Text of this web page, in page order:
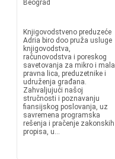
Beograd
Knjigovodstveno preduzeće
Adria biro doo pruža usluge
knjigovodstva,
računovodstva i poreskog
savetovanja za mikro i mala
pravna lica, preduzetnike i
udruženja građana.
Zahvaljujući našoj
stručnosti i poznavanju
fiansijskog poslovanja, uz
savremena programska
rešenja i pračenje zakonskih
propisa, u...